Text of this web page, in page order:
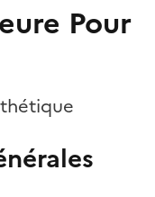
Pour